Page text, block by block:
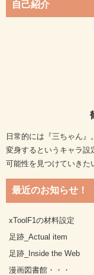
自己紹介
日常的には『三ちゃん
変身するというキャラ
可能性を見つけていきた
最近のお知らせ！
xToolF1の材料設定
足跡_Actual item
足跡_Inside the Web
漫画図書館・・・